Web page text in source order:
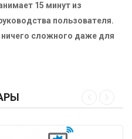
15 минут из
пользователя.
ничего сложного даже для